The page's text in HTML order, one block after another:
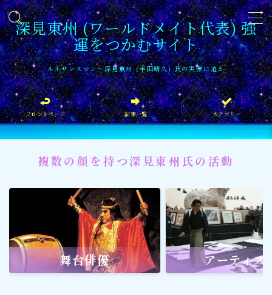
深見東州 (ワールドメイト代表) 強
運をつかむサイト
ルネサンスマン〜深見東州 (半田晴久) 氏の実像に迫る
MENU
フロントページ
記事一覧
イベント情報
企業家
文化・芸術活動
社会貢献 社会貢献
フロントページ 記事一覧 カテゴリー
複数の顔を持つ深見東州氏の活動
舞台俳優 アーティス